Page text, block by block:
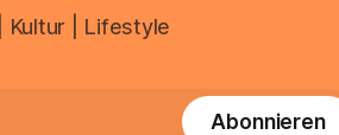
Kultur | Lifestyle
Abonnieren